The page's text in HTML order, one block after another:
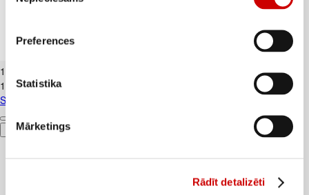
Preferences
Statistika
Mārketings
Rādīt detalizēti
1
1,99€/gab.
Spēļu kārtis
Pievienot